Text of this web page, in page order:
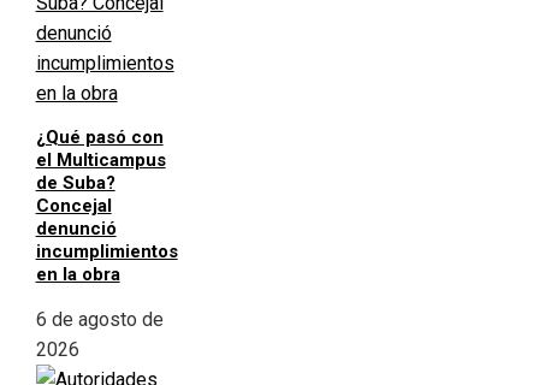
¿Qué pasó con
el Multicampus
de Suba?
Concejal
denunció
incumplimientos
en la obra
6 de agosto de
2026